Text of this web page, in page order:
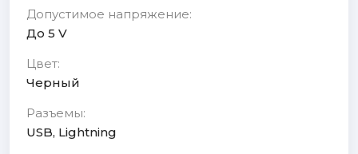
Допустимое напряжение:
До 5 V
Цвет:
Черный
Разъемы:
USB, Lightning